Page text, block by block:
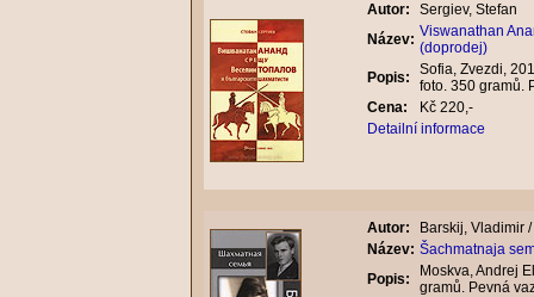
Autor:
Sergiev, Stefan
Název: Viswanathan
(doprodej)
Popis:
Sofia, Zvezdi,
foto. 350 gramů.
Cena:
Kč 220,-
Detailní informace
Autor:
Barskij, Vladimir
Název: Šachmatnaja
Popis:
Moskva, Andrej
gramů. Pevná